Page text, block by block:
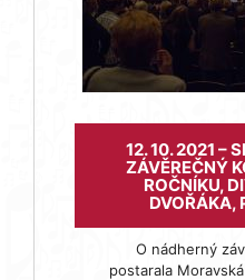
12. 10. 2021 –
ZÁVĚREČNÝ
ROČNÍKU,
DVOŘÁKA,
O nádherný
postarala